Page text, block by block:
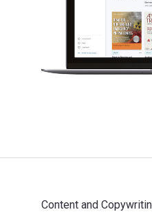
Content and